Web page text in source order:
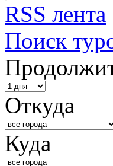
RSS лента
Поиск
Откуда
Куда